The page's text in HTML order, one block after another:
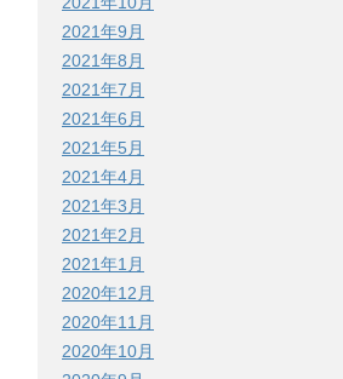
2021年9月
2021年8月
2021年7月
2021年6月
2021年5月
2021年4月
2021年3月
2021年2月
2021年1月
2020年12月
2020年11月
2020年10月